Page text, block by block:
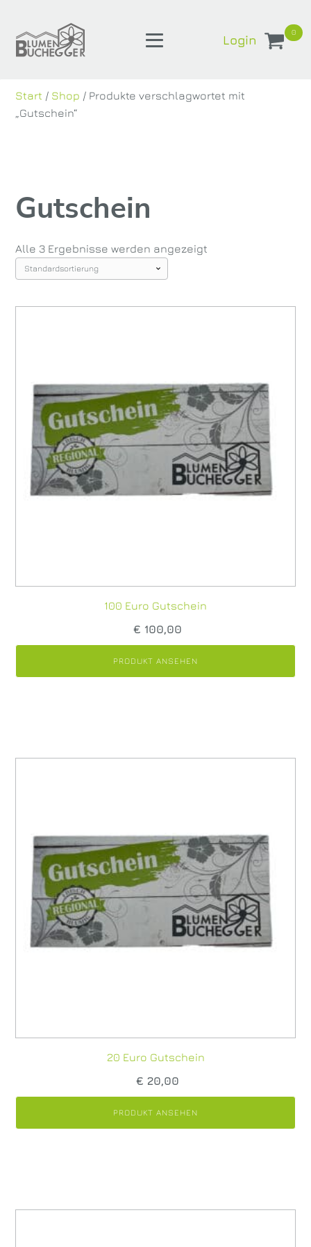
Login
0
Start / Shop / Produkte verschlagwortet mit
„Gutschein“
Gutschein
Alle 3 Ergebnisse werden angezeigt
100 Euro Gutschein
€ 100,00
PRODUKT ANSEHEN
20 Euro Gutschein
€ 20,00
PRODUKT ANSEHEN